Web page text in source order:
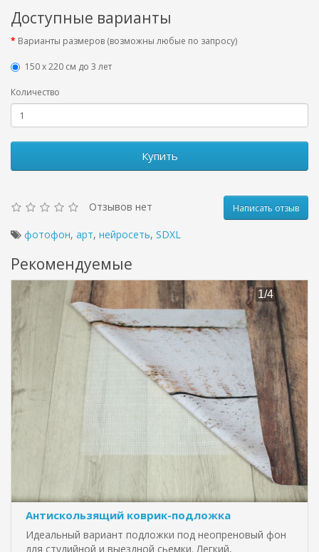
Доступные варианты
Варианты размеров (возможны любые по запросу)
150 х 220 см до 3 лет
Количество
Купить
Отзывов нет Написать отзыв
фотофон, арт, нейросеть, SDXL
Рекомендуемые
Антискользящий коврик-подложка
Идеальный вариант подложки под неопреновый фон
для студийной и выездной сьемки. Легкий,